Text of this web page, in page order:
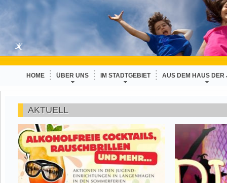
HOME ÜBER UNS IM STADTGEBIET AUS DEM HAUS DER
AKTUELL